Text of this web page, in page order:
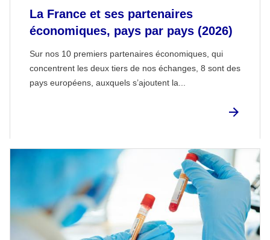
La France et ses partenaires
économiques, pays par pays (2026)
Sur nos 10 premiers partenaires économiques, qui
concentrent les deux tiers de nos échanges, 8 sont des
pays européens, auxquels s’ajoutent la...